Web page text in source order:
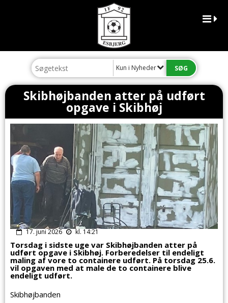
Kun i Nyheder
Skibhøjbanden atter på udført
opgave i Skibhøj
17. juni 2026 kl. 14:21
Torsdag i sidste uge var Skibhøjbanden atter på
udført opgave i Skibhøj. Forberedelser til endeligt
maling af vore to containere udført. På torsdag 25.6.
vil opgaven med at male de to containere blive
endeligt udført.
Skibhøjbanden